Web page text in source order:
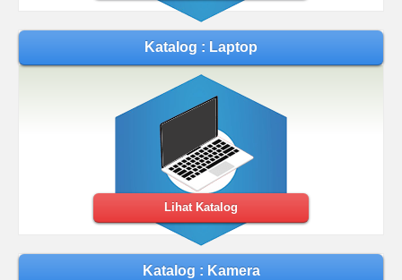
Katalog : Laptop
Lihat Katalog
Katalog : Kamera